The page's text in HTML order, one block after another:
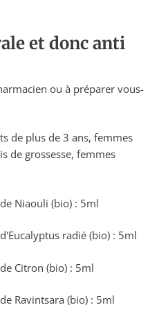
et donc anti
ou à préparer vous-
de plus de 3 ans, femmes
de grossesse, femmes
Niaouli (bio) : 5ml
radié (bio) : 5ml
Citron (bio) : 5ml
Ravintsara (bio) : 5ml